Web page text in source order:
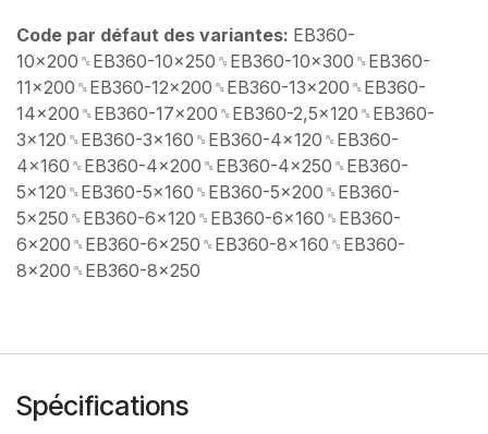
Code par défaut des variantes: EB360-
10x200␞EB360-10x250␞EB360-10x300␞EB360-
11x200␞EB360-12x200␞EB360-13x200␞EB360-
14x200␞EB360-17x200␞EB360-2,5x120␞EB360-
3x120␞EB360-3x160␞EB360-4x120␞EB360-
4x160␞EB360-4x200␞EB360-4x250␞EB360-
5x120␞EB360-5x160␞EB360-5x200␞EB360-
5x250␞EB360-6x120␞EB360-6x160␞EB360-
6x200␞EB360-6x250␞EB360-8x160␞EB360-
8x200␞EB360-8x250
Spécifications